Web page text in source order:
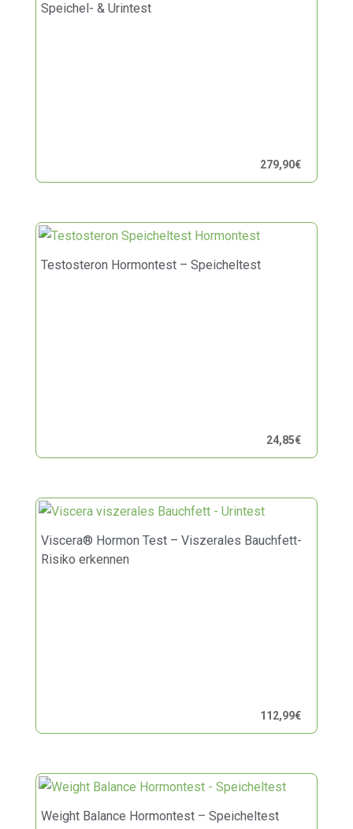
Speichel- & Urintest
279,90€
Testosteron Hormontest – Speicheltest
24,85€
Viscera® Hormon Test – Viszerales Bauchfett-
Risiko erkennen
112,99€
Weight Balance Hormontest – Speicheltest